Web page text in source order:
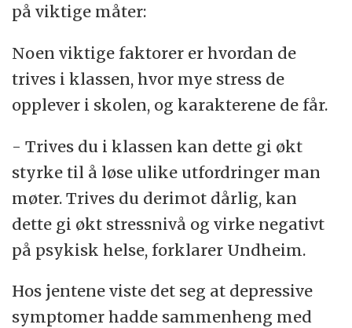
på viktige måter:
Noen viktige faktorer er hvordan de
trives i klassen, hvor mye stress de
opplever i skolen, og karakterene de får.
- Trives du i klassen kan dette gi økt
styrke til å løse ulike utfordringer man
møter. Trives du derimot dårlig, kan
dette gi økt stressnivå og virke negativt
på psykisk helse, forklarer Undheim.
Hos jentene viste det seg at depressive
symptomer hadde sammenheng med